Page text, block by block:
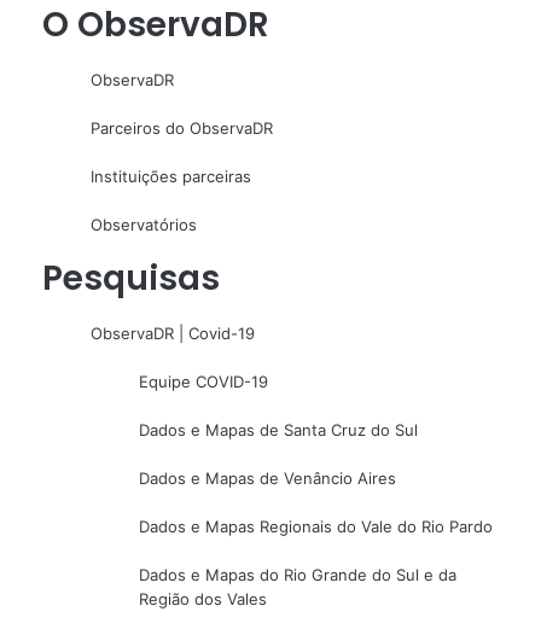
O ObservaDR
ObservaDR
Parceiros do ObservaDR
Instituições parceiras
Observatórios
Pesquisas
ObservaDR | Covid-19
Equipe COVID-19
Dados e Mapas de Santa Cruz do Sul
Dados e Mapas de Venâncio Aires
Dados e Mapas Regionais do Vale do Rio Pardo
Dados e Mapas do Rio Grande do Sul e da
Região dos Vales